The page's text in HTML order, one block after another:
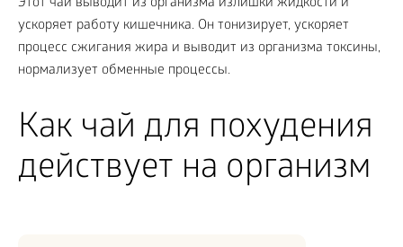
Этот чай выводит из организма излишки жидкости и
ускоряет работу кишечника. Он тонизирует, ускоряет
процесс сжигания жира и выводит из организма токсины,
нормализует обменные процессы.
Как чай для похудения
действует на организм